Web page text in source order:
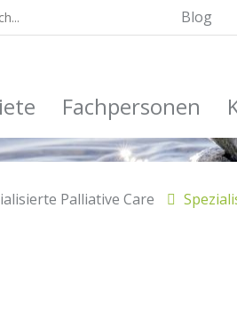
Blog
Fachpersonen
Palliative Care